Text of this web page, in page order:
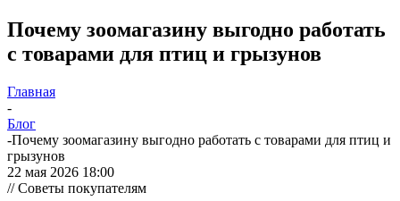
Почему зоомагазину выгодно работать
с товарами для птиц и грызунов
Главная
-
Блог
-Почему зоомагазину выгодно работать с товарами для птиц и
грызунов
22 мая 2026 18:00
// Советы покупателям